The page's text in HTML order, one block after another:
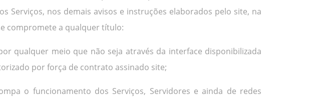
Serviços, nos demais avisos e instruções elaborados pelo site, na
compromete a qualquer título:
qualquer meio que não seja através da interface disponibilizada
por força de contrato assinado site;
o funcionamento dos Serviços, Servidores e ainda de redes